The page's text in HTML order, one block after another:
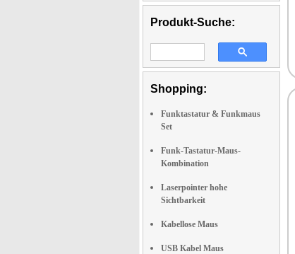
Produkt-Suche:
Shopping:
Funktastatur & Funkmaus
Set
Funk-Tastatur-Maus-
Kombination
Laserpointer hohe
Sichtbarkeit
Kabellose Maus
USB Kabel Maus